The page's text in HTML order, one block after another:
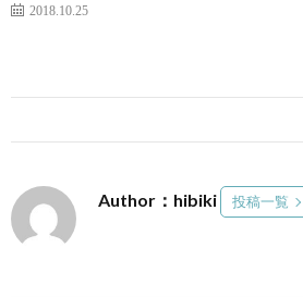
2018.10.25
Author：hibiki 投稿一覧